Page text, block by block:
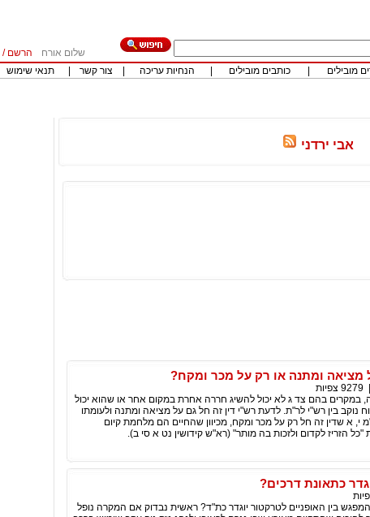
שלום אורח הרשם /
מובילים כותבים מובילים הנחיות עריכה צור קשר תנאי שימוש
אבי ירדני
ומתנה או רק על מכר ומקח?
9279 צפיות
במקרים בהם צד ג לא יכול להשיג חררה אחרת במקום אחר או שהוא יכול
בין רש"י לר"ת. לדעת רש"י דין זה חל גם על מציאה ומתנה ולעומתו
א שדין זה חל רק על מכר ומקח, מכיוון שהחיים הם מלחמת קיום
הזריז לקדום ולזכות בה מותר" (רא"ש קידושין נט א סי ב).
כתאונת דרכים?
בין האופניים לטרקטור יוגדר כת"ד? ראשית נבדוק אם המקרה נופל